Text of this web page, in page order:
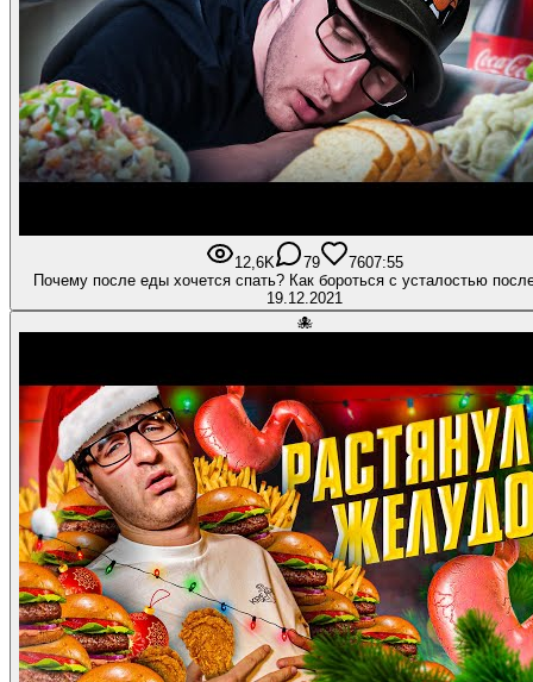
12,6K 79 7607:55
Почему после еды хочется спать? Как бороться с усталостью
19.12.2021
🐙